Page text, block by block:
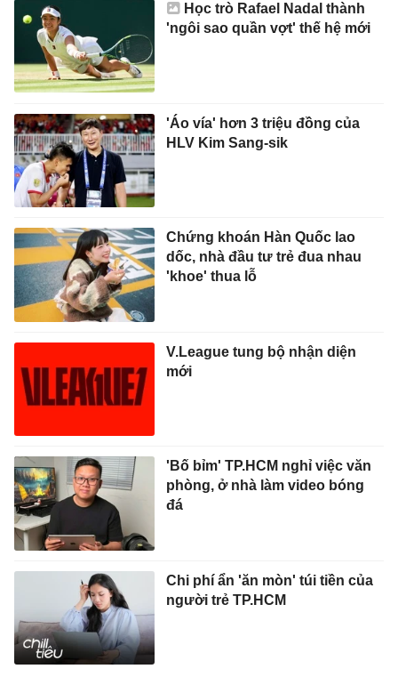
Học trò Rafael Nadal thành
'ngôi sao quần vợt' thế hệ mới
'Áo vía' hơn 3 triệu đồng của
HLV Kim Sang-sik
Chứng khoán Hàn Quốc lao
dốc, nhà đầu tư trẻ đua nhau
'khoe' thua lỗ
V.League tung bộ nhận diện
mới
'Bố bỉm' TP.HCM nghỉ việc văn
phòng, ở nhà làm video bóng
đá
Chi phí ẩn 'ăn mòn' túi tiền của
người trẻ TP.HCM